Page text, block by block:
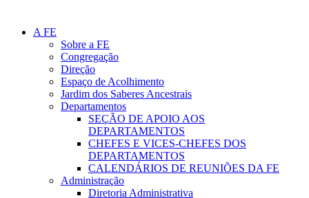
A FE
Sobre a FE
Congregação
Direção
Espaço de Acolhimento
Jardim dos Saberes Ancestrais
Departamentos
SEÇÃO DE APOIO AOS
DEPARTAMENTOS
CHEFES E VICES-CHEFES DOS
DEPARTAMENTOS
CALENDÁRIOS DE REUNIÕES DA FE
Administração
Diretoria Administrativa